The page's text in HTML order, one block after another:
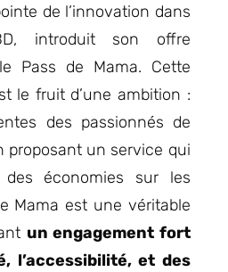
de l’innovation dans
introduit son offre
Pass de Mama. Cette
le fruit d’une ambition :
des passionnés de
proposant un service qui
économies sur les
Mama est une véritable
un engagement fort
l’accessibilité, et des